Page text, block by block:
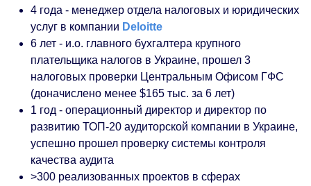
4 года - менеджер отдела налоговых и юридических
услуг в компании Deloitte
6 лет - и.о. главного бухгалтера крупного
плательщика налогов в Украине, прошел 3
налоговых проверки Центральным Офисом ГФС
(доначислено менее $165 тыс. за 6 лет)
1 год - операционный директор и директор по
развитию ТОП-20 аудиторской компании в Украине,
успешно прошел проверку системы контроля
качества аудита
>300 реализованных проектов в сферах